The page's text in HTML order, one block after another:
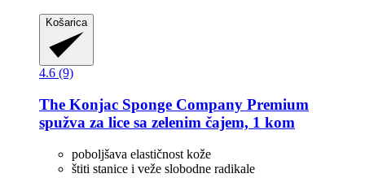
Košarica
4.6 (9)
The Konjac Sponge Company Premium
spužva za lice sa zelenim čajem, 1 kom
poboljšava elastičnost kože
štiti stanice i veže slobodne radikale